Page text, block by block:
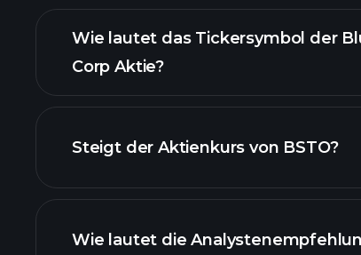
Wie lautet das Tickersymbol der
Corp Aktie?
Steigt der Aktienkurs von BSTO?
Wie lautet die